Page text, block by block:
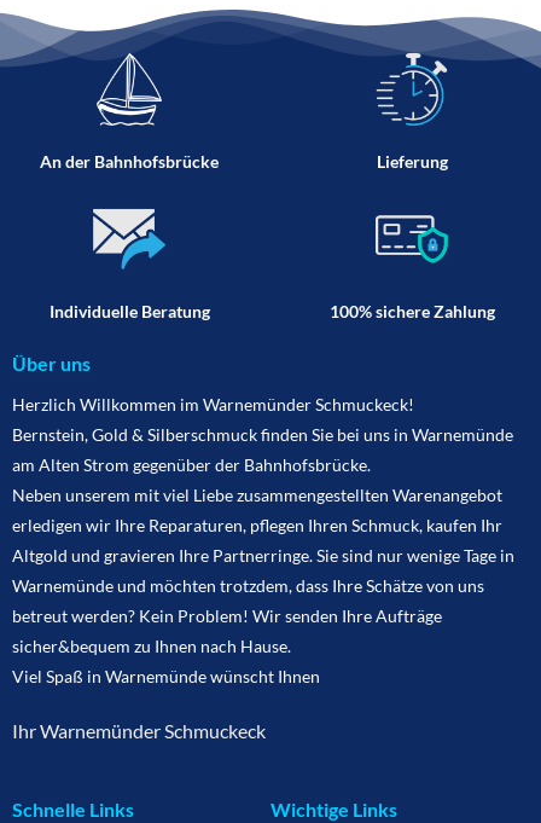
An der Bahnhofsbrücke Lieferung
Individuelle Beratung 100% sichere Zahlung
Über uns
Herzlich Willkommen im Warnemünder Schmuckeck!
Bernstein, Gold & Silberschmuck finden Sie bei uns in Warnemünde
am Alten Strom gegenüber der Bahnhofsbrücke.
Neben unserem mit viel Liebe zusammengestellten Warenangebot
erledigen wir Ihre Reparaturen, pflegen Ihren Schmuck, kaufen Ihr
Altgold und gravieren Ihre Partnerringe. Sie sind nur wenige Tage in
Warnemünde und möchten trotzdem, dass Ihre Schätze von uns
betreut werden? Kein Problem! Wir senden Ihre Aufträge
sicher&bequem zu Ihnen nach Hause.
Viel Spaß in Warnemünde wünscht Ihnen
Ihr Warnemünder Schmuckeck
Schnelle Links Wichtige Links